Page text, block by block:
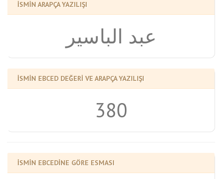
İSMİN ARAPÇA YAZILIŞI
عبد الباسير
İSMİN EBCED DEĞERİ VE ARAPÇA YAZILIŞI
380
İSMİN EBCEDİNE GÖRE ESMASI